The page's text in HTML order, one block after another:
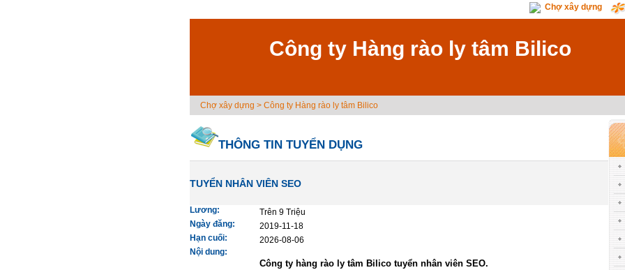
Chợ xây dựng
Công ty Hàng rào ly tâm Bilico
Chợ xây dựng > Công ty Hàng rào ly tâm Bilico
THÔNG TIN TUYỂN DỤNG
TUYỂN NHÂN VIÊN SEO
Lương:
Trên 9 Triệu
Ngày đăng:
2019-11-18
Hạn cuối:
2026-08-06
Nội dung:
Công ty hàng rào ly tâm Bilico tuyển nhân viên SEO.